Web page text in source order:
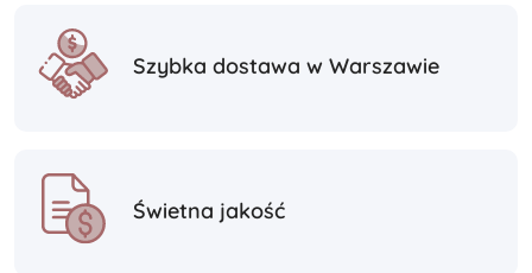
Szybka dostawa w Warszawie
Świetna jakość